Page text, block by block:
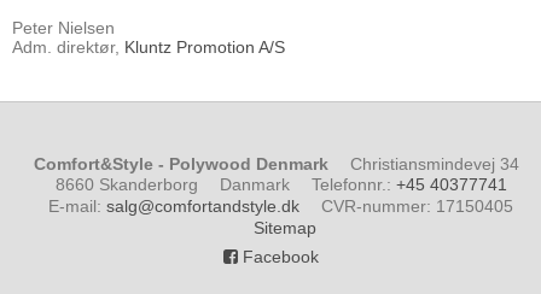
Peter Nielsen
Adm. direktør, Kluntz Promotion A/S
Comfort&Style - Polywood Denmark
Christiansmindevej 34
8660 Skanderborg
Danmark Telefonnr.: +45 40377741
E-mail: salg@comfortandstyle.dk CVR-nummer: 17150405
Sitemap
Facebook